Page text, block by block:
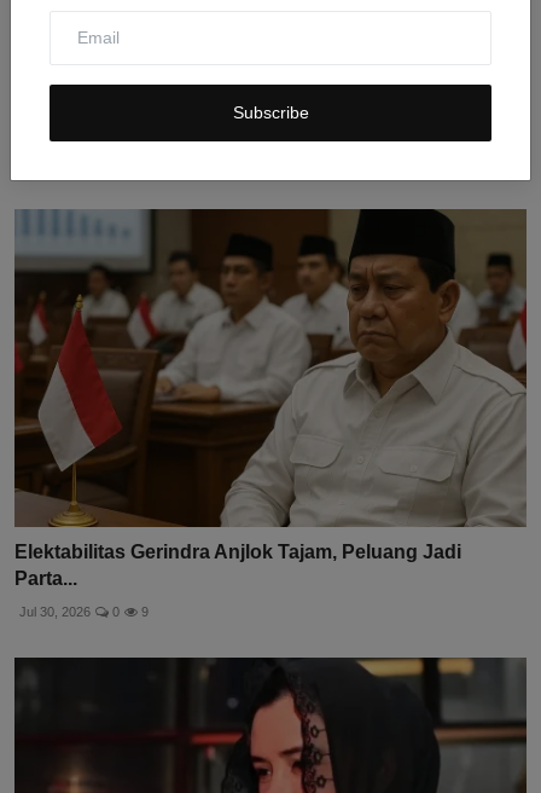
Subscribe
Deddy Sitorus dari Partai Apa? Rekam Jejak dan
Elektabilitas Gerindra Anjlok Tajam, Peluang Jadi
Parta...
Jul 30, 2026 0 9